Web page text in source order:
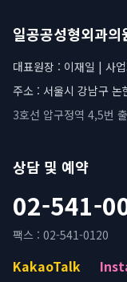
일공공성형외과의
대표원장 : 이재일 | 사
주소 : 서울시 강남구
3호선 압구정역 4,5번
상담 및 예약
02-541-
팩스 : 02-541-0120
KakaoTalk